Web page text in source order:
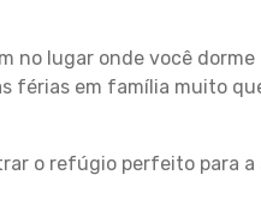
no lugar onde você
férias em família muito
o refúgio perfeito para a